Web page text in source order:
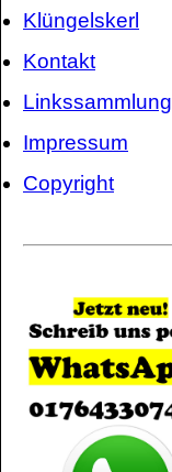
Klüngelskerl
Kontakt
Linkssammlung
Impressum
Copyright